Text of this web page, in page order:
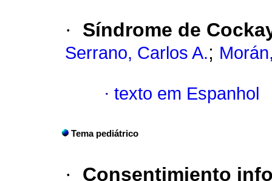
· Síndrome de
Serrano, Carlos A.;
· texto em Espanhol
Tema pediátrico
·
Consentimiento